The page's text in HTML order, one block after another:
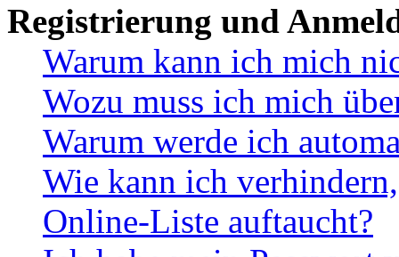
Registrierung und
Warum kann ich mich
Wozu muss ich mich
Warum werde ich
Wie kann ich
Online-Liste auftaucht?